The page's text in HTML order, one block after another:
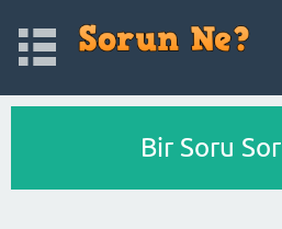
Bir Soru Sor